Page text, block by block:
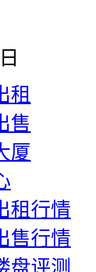
租
售
厦
租行情
售行情
盘评测